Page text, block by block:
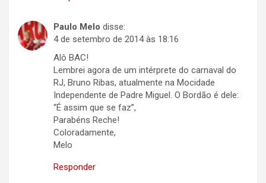
Paulo Melo disse:
4 de setembro de 2014 às 18:16
Alô BAC!
Lembrei agora de um intérprete do carnaval do
RJ, Bruno Ribas, atualmente na Mocidade
Independente de Padre Miguel. O Bordão é dele:
“É assim que se faz”,
Parabéns Reche!
Coloradamente,
Melo
Responder